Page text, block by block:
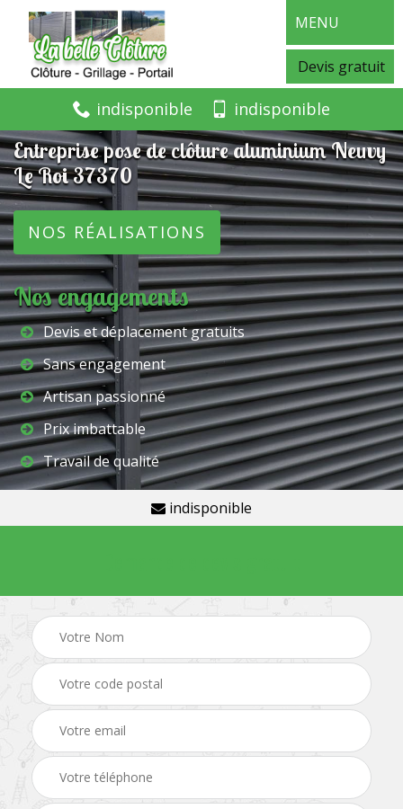
MENU
Devis gratuit
indisponible indisponible
Entreprise pose de clôture aluminium Neuvy
Le Roi 37370
NOS RÉALISATIONS
Nos engagements
Devis et déplacement gratuits
Sans engagement
Artisan passionné
Prix imbattable
Travail de qualité
indisponible